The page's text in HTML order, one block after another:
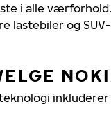
i alle
lastebiler og